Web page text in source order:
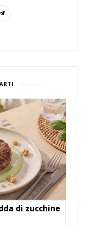
di zucchine